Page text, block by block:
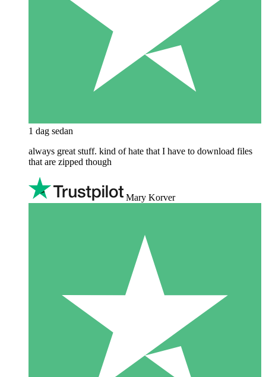
1 dag sedan
always great stuff. kind of hate that I have to download files
that are zipped though
Mary Korver